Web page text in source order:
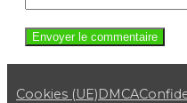
Cookies (UE)DMCA